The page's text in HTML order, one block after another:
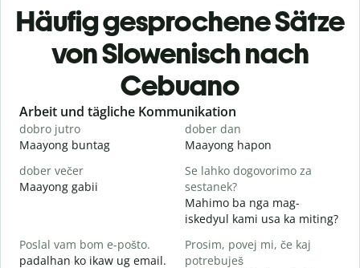
Häufig gesprochene Sätze
von Slowenisch nach
Cebuano
Slide 1 of 6
Arbeit und tägliche Kommunikation
dobro jutro
Maayong buntag
dober dan
Maayong hapon
dober večer
Maayong gabii
Se lahko dogovorimo za
sestanek?
Mahimo ba nga mag-
iskedyul kami usa ka miting?
Poslal vam bom e-pošto.
padalhan ko ikaw ug email.
Prosim, povej mi, če kaj
potrebuješ